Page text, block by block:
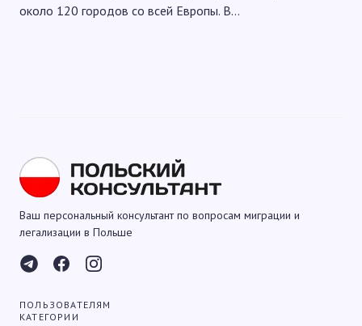
около 120 городов со всей Европы. В…
Ваш персональный консультант по вопросам миграции и
легализации в Польше
ПОЛЬЗОВАТЕЛЯМ
КАТЕГОРИИ